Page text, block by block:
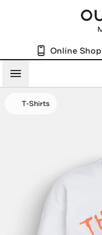
Online Shop
Menü
T-Shirts